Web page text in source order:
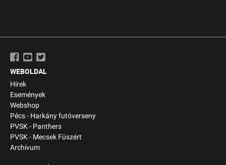
WEBOLDAL
Hírek
Események
Webshop
Pécs - Harkány futóverseny
PVSK - Panthers
PVSK - Mecsek Füszért
Archívum